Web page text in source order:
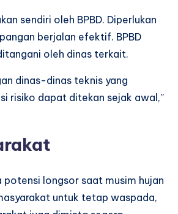
sendiri oleh BPBD. Diperlukan
berjalan efektif. BPBD
oleh dinas terkait.
dinas-dinas teknis yang
risiko dapat ditekan sejak awal,”
potensi longsor saat musim hujan
untuk tetap waspada,